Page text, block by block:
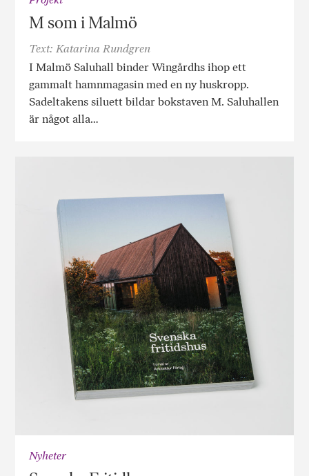
M som i Malmö
Text: Katarina Rundgren
I Malmö Saluhall binder Wingårdhs ihop ett
gammalt hamnmagasin med en ny huskropp.
Sadeltakens siluett bildar bokstaven M. Saluhallen
är något alla…
Nyheter